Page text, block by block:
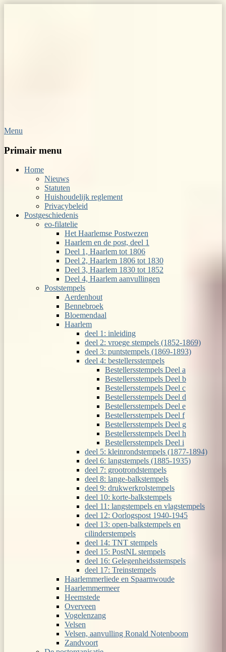
Menu
Primair menu
Home
Nieuws
Statuten
Huishoudelijk reglement
Privacybeleid
Postgeschiedenis
eo-filatelie
Het Haarlemse Postwezen
Haarlem en de post, deel 1
Deel 1, Haarlem tot 1806
Deel 2, Haarlem 1806 tot 1830
Deel 3, Haarlem 1830 tot 1852
Deel 4, Haarlem aanvullingen
Poststempels
Aerdenhout
Bennebroek
Bloemendaal
Haarlem
deel 1: inleiding
deel 2: vroege stempels (1852-1869)
deel 3: puntstempels (1869-1893)
deel 4: bestellersstempels
Bestellersstempels Deel a
Bestellersstempels Deel b
Bestellersstempels Deel c
Bestellersstempels Deel d
Bestellersstempels Deel e
Bestellersstempels Deel f
Bestellersstempels Deel g
Bestellersstempels Deel h
Bestellersstempels Deel i
deel 5: kleinrondstempels (1877-1894)
deel 6: langstempels (1885-1935)
deel 7: grootrondstempels
deel 8: lange-balkstempels
deel 9: drukwerkrolstempels
deel 10: korte-balkstempels
deel 11: langstempels en vlagstempels
deel 12: Oorlogspost 1940-1945
deel 13: open-balkstempels en
cilinderstempels
deel 14: TNT stempels
deel 15: PostNL stempels
deel 16: Gelegenheidsstemspels
deel 17: Treinstempels
Haarlemmerliede en Spaarnwoude
Haarlemmermeer
Heemstede
Overveen
Vogelenzang
Velsen
Velsen, aanvulling Ronald Notenboom
Zandvoort